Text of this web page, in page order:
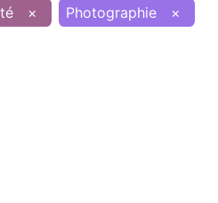
× Photographie ×